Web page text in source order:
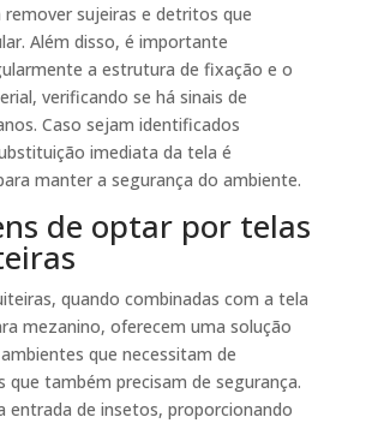
remover sujeiras e detritos que
Além disso, é importante
a estrutura de fixação e o
verificando se há sinais de
Caso sejam identificados
imediata da tela é
manter a segurança do ambiente.
de optar por telas
quando combinadas com a tela
mezanino, oferecem uma solução
que necessitam de
que também precisam de segurança.
entrada de insetos, proporcionando